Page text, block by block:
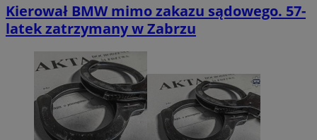
Kierował BMW mimo zakazu sądowego. 57-
latek zatrzymany w Zabrzu